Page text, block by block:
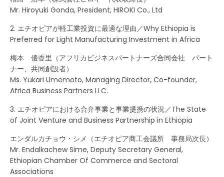
Mr. Hiroyuki Gonda, President, HIROKI Co., Ltd
2. エチオピアが軽工業投資に最適な理由／Why Ethiopia is
Preferred for Light Manufacturing Investment in Africa
梅本 優香里（アフリカビジネスパートナーズ合同会社 パート
ナー、共同創設者）
Ms. Yukari Umemoto, Managing Director, Co-founder,
Africa Business Partners LLC.
3. エチオピアにおける合弁事業と事業提携の状況／The State
of Joint Venture and Business Partnership in Ethiopia
エンダルカチョウ・シメ（エチオピア商工会議所 事務局次長）
Mr. Endalkachew Sime, Deputy Secretary General,
Ethiopian Chamber Of Commerce and Sectoral
Associations